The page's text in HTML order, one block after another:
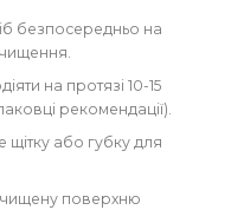
безпосередньо на
на протязі 10-15
рекомендації).
або губку для
поверхню